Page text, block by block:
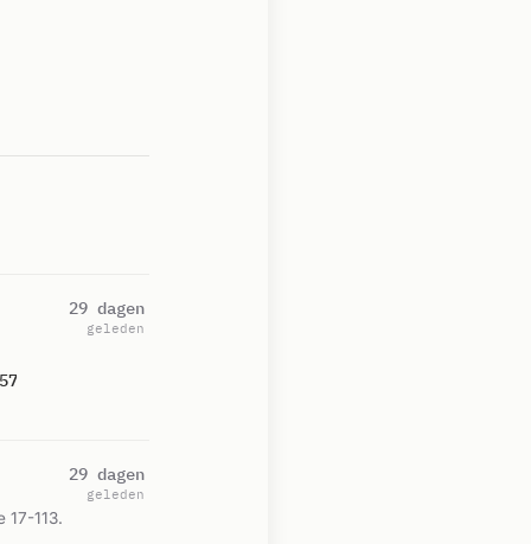
29 dagen
geleden
17-113.
29 dagen
geleden